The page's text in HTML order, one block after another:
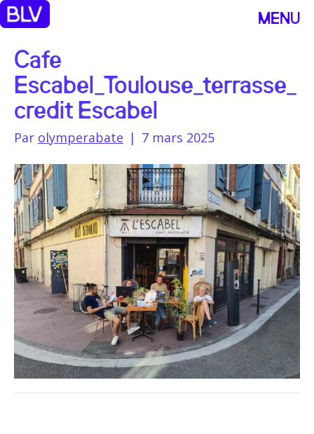
MENU
Cafe
Escabel_Toulouse_terrasse_
credit Escabel
Par olymperabate | 7 mars 2025